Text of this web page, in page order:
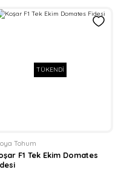
TÜKENDİ
Tohum
F1 Tek Ekim Domates